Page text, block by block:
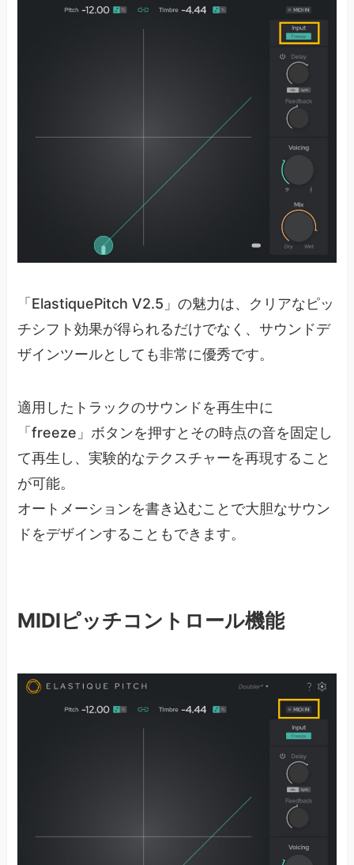
「ElastiquePitch V2.5」の魅力は、クリアなピッ
チシフト効果が得られるだけでなく、サウンドデ
ザインツールとしても非常に優秀です。
適用したトラックのサウンドを再生中に
「freeze」ボタンを押すとその時点の音を固定し
て再生し、実験的なテクスチャーを再現すること
が可能。
オートメーションを書き込むことで大胆なサウン
ドをデザインすることもできます。
MIDIピッチコントロール機能